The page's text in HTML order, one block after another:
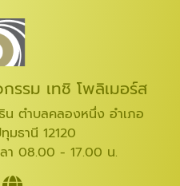
รม เทชิ โพลิเมอร์ส
ตำบลคลองหนึ่ง อำเภอ
ธานี 12120
า 08.00 - 17.00 น.